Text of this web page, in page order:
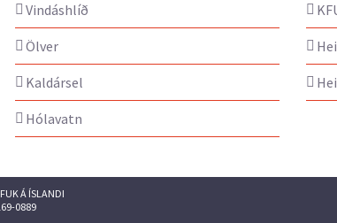
Vindáshlíð
Ölver
Kaldársel
Hólavatn
Á ÍSLANDI
0889